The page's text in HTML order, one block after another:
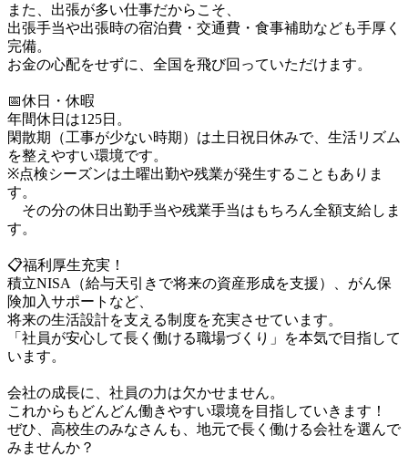
また、出張が多い仕事だからこそ、
出張手当や出張時の宿泊費・交通費・食事補助なども手厚く
完備。
お金の心配をせずに、全国を飛び回っていただけます。
📅休日・休暇
年間休日は125日。
閑散期（工事が少ない時期）は土日祝日休みで、生活リズム
を整えやすい環境です。
※点検シーズンは土曜出勤や残業が発生することもありま
す。
その分の休日出勤手当や残業手当はもちろん全額支給しま
す。
📋福利厚生充実！
積立NISA（給与天引きで将来の資産形成を支援）、がん保
険加入サポートなど、
将来の生活設計を支える制度を充実させています。
「社員が安心して長く働ける職場づくり」を本気で目指して
います。
会社の成長に、社員の力は欠かせません。
これからもどんどん働きやすい環境を目指していきます！
ぜひ、高校生のみなさんも、地元で長く働ける会社を選んで
みませんか？